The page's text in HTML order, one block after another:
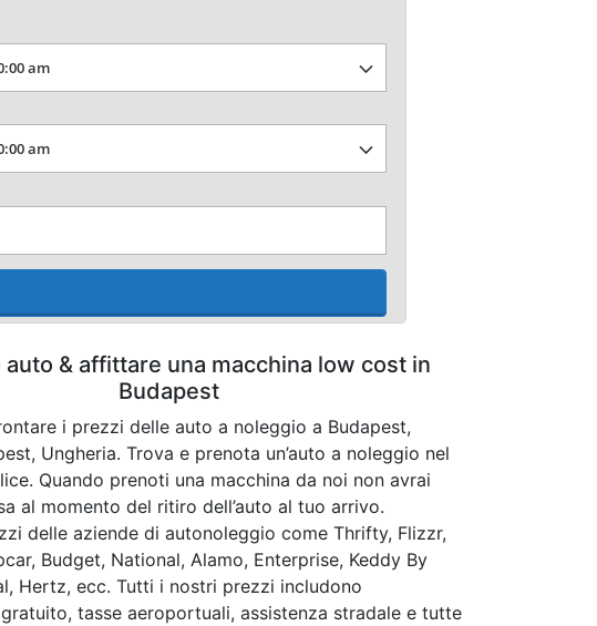
auto & affittare una macchina low cost in
Budapest
i prezzi delle auto a noleggio a Budapest,
Ungheria. Trova e prenota un’auto a noleggio nel
Quando prenoti una macchina da noi non avrai
al momento del ritiro dell’auto al tuo arrivo.
delle aziende di autonoleggio come Thrifty, Flizzr,
Budget, National, Alamo, Enterprise, Keddy By
Hertz, ecc. Tutti i nostri prezzi includono
tasse aeroportuali, assistenza stradale e tutte